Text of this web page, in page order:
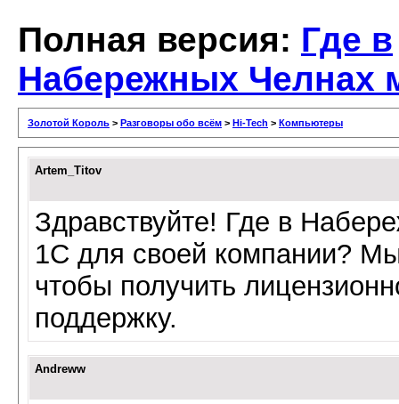
Полная версия: Где в
Набережных Челнах
Золотой Король > Разговоры обо всём > Hi-Tech > Компьютеры
Artem_Titov
Здравствуйте! Где в
1С для своей компании?
чтобы получить
поддержку.
Andreww